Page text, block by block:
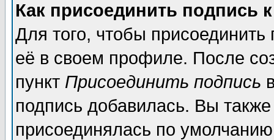
Как присоединить подпись
Для того, чтобы
её в своем профиле. После
пункт Присоединить подпись
подпись добавилась. Вы
присоединялась по